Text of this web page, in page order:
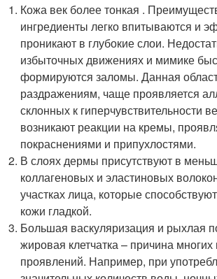
Кожа век более тонкая .
ингредиенты легко впитываются и
проникают в глубокие слои.
избыточных движениях и мимике
формируются заломы. Данная
раздражениям, чаще проявляется
склонных к гиперчувствительности
возникают реакции на кремы,
покраснениями и припухлостями.
В слоях дермы присутствуют в
коллагеновых и эластиновых
участках лица, которые
кожи гладкой.
Большая васкуляризация и рыхлая
жировая клетчатка – причина
проявлений. Например, при